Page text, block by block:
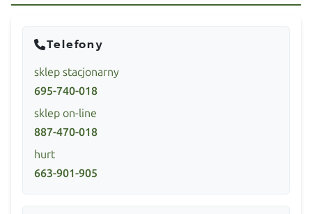
Telefony
sklep stacjonarny
695-740-018
sklep on-line
887-470-018
hurt
663-901-905